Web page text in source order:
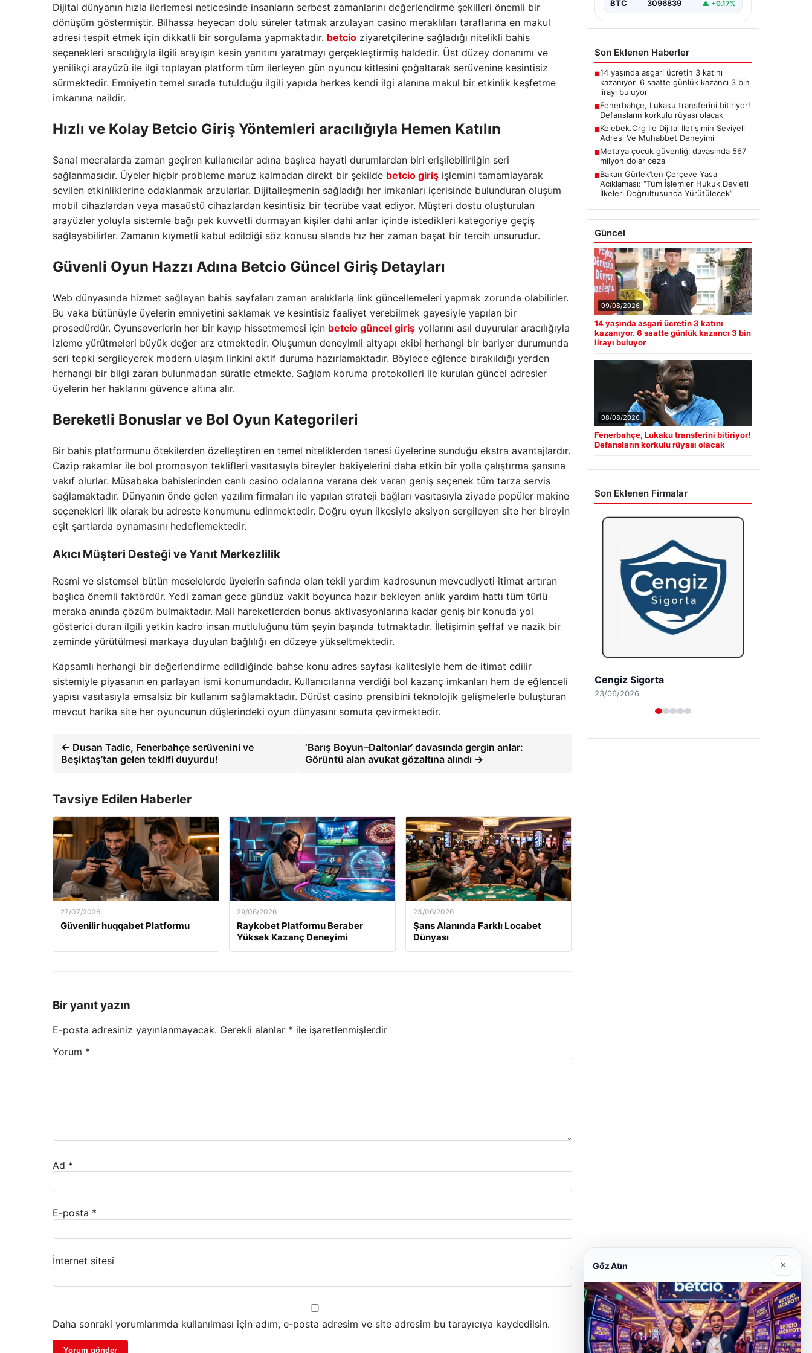
Dijital dünyanın hızla ilerlemesi neticesinde insanların serbest zamanlarını değerlendirme şekilleri önemli bir
dönüşüm göstermiştir. Bilhassa heyecan dolu süreler tatmak arzulayan casino meraklıları taraflarına en makul
adresi tespit etmek için dikkatli bir sorgulama yapmaktadır. betcio ziyaretçilerine sağladığı nitelikli bahis
seçenekleri aracılığıyla ilgili arayışın kesin yanıtını yaratmayı gerçekleştirmiş haldedir. Üst düzey donanımı ve
yenilikçi arayüzü ile ilgi toplayan platform tüm ilerleyen gün oyuncu kitlesini çoğaltarak serüvenine kesintisiz
sürmektedir. Emniyetin temel sırada tutulduğu ilgili yapıda herkes kendi ilgi alanına makul bir etkinlik keşfetme
imkanına naildir.
Hızlı ve Kolay Betcio Giriş Yöntemleri aracılığıyla Hemen Katılın
Sanal mecralarda zaman geçiren kullanıcılar adına başlıca hayati durumlardan biri erişilebilirliğin seri
sağlanmasıdır. Üyeler hiçbir probleme maruz kalmadan direkt bir şekilde betcio giriş işlemini tamamlayarak
sevilen etkinliklerine odaklanmak arzularlar. Dijitalleşmenin sağladığı her imkanları içerisinde bulunduran oluşum
mobil cihazlardan veya masaüstü cihazlardan kesintisiz bir tecrübe vaat ediyor. Müşteri dostu oluşturulan
arayüzler yoluyla sistemle bağı pek kuvvetli durmayan kişiler dahi anlar içinde istedikleri kategoriye geçiş
sağlayabilirler. Zamanın kıymetli kabul edildiği söz konusu alanda hız her zaman başat bir tercih unsurudur.
Güvenli Oyun Hazzı Adına Betcio Güncel Giriş Detayları
Web dünyasında hizmet sağlayan bahis sayfaları zaman aralıklarla link güncellemeleri yapmak zorunda olabilirler.
Bu vaka bütünüyle üyelerin emniyetini saklamak ve kesintisiz faaliyet verebilmek gayesiyle yapılan bir
prosedürdür. Oyunseverlerin her bir kayıp hissetmemesi için betcio güncel giriş yollarını asıl duyurular aracılığıyla
izleme yürütmeleri büyük değer arz etmektedir. Oluşumun deneyimli altyapı ekibi herhangi bir bariyer durumunda
seri tepki sergileyerek modern ulaşım linkini aktif duruma hazırlamaktadır. Böylece eğlence bırakıldığı yerden
herhangi bir bilgi zararı bulunmadan süratle etmekte. Sağlam koruma protokolleri ile kurulan güncel adresler
üyelerin her haklarını güvence altına alır.
Bereketli Bonuslar ve Bol Oyun Kategorileri
Bir bahis platformunu ötekilerden özelleştiren en temel niteliklerden tanesi üyelerine sunduğu ekstra avantajlardır.
Cazip rakamlar ile bol promosyon teklifleri vasıtasıyla bireyler bakiyelerini daha etkin bir yolla çalıştırma şansına
vakıf olurlar. Müsabaka bahislerinden canlı casino odalarına varana dek varan geniş seçenek tüm tarza servis
sağlamaktadır. Dünyanın önde gelen yazılım firmaları ile yapılan strateji bağları vasıtasıyla ziyade popüler makine
seçenekleri ilk olarak bu adreste konumunu edinmektedir. Doğru oyun ilkesiyle aksiyon sergileyen site her bireyin
eşit şartlarda oynamasını hedeflemektedir.
Akıcı Müşteri Desteği ve Yanıt Merkezlilik
Resmi ve sistemsel bütün meselelerde üyelerin safında olan tekil yardım kadrosunun mevcudiyeti itimat artıran
başlıca önemli faktördür. Yedi zaman gece gündüz vakit boyunca hazır bekleyen anlık yardım hattı tüm türlü
meraka anında çözüm bulmaktadır. Mali hareketlerden bonus aktivasyonlarına kadar geniş bir konuda yol
gösterici duran ilgili yetkin kadro insan mutluluğunu tüm şeyin başında tutmaktadır. İletişimin şeffaf ve nazik bir
zeminde yürütülmesi markaya duyulan bağlılığı en düzeye yükseltmektedir.
Kapsamlı herhangi bir değerlendirme edildiğinde bahse konu adres sayfası kalitesiyle hem de itimat edilir
sistemiyle piyasanın en parlayan ismi konumundadır. Kullanıcılarına verdiği bol kazanç imkanları hem de eğlenceli
yapısı vasıtasıyla emsalsiz bir kullanım sağlamaktadır. Dürüst casino prensibini teknolojik gelişmelerle buluşturan
mevcut harika site her oyuncunun düşlerindeki oyun dünyasını somuta çevirmektedir.
← Dusan Tadic, Fenerbahçe serüvenini ve
Beşiktaş’tan gelen teklifi duyurdu!
‘Barış Boyun–Daltonlar’ davasında gergin anlar:
Görüntü alan avukat gözaltına alındı →
Tavsiye Edilen Haberler
27/07/2026
Güvenilir huqqabet Platformu
29/06/2026
Raykobet Platformu Beraber
Yüksek Kazanç Deneyimi
23/06/2026
Şans Alanında Farklı Locabet
Dünyası
Bir yanıt yazın
E-posta adresiniz yayınlanmayacak. Gerekli alanlar * ile işaretlenmişlerdir
Yorum *
Ad *
E-posta *
İnternet sitesi
Daha sonraki yorumlarımda kullanılması için adım, e-posta adresim ve site adresim bu tarayıcıya kaydedilsin.
BTC 3096839 ▲ +0.17%
Son Eklenen Haberler
■14 yaşında asgari ücretin 3 katını
kazanıyor. 6 saatte günlük kazancı 3 bin
lirayı buluyor
■Fenerbahçe, Lukaku transferini bitiriyor!
Defansların korkulu rüyası olacak
■Kelebek.Org İle Dijital İletişimin Seviyeli
Adresi Ve Muhabbet Deneyimi
■Meta’ya çocuk güvenliği davasında 567
milyon dolar ceza
■Bakan Gürlek’ten Çerçeve Yasa
Açıklaması: “Tüm İşlemler Hukuk Devleti
İlkeleri Doğrultusunda Yürütülecek”
Güncel
09/08/2026
14 yaşında asgari ücretin 3 katını
kazanıyor. 6 saatte günlük kazancı 3 bin
lirayı buluyor
08/08/2026
Fenerbahçe, Lukaku transferini bitiriyor!
Defansların korkulu rüyası olacak
Son Eklenen Firmalar
Hastaş Beton
26/05/2026
Göz Atın ×